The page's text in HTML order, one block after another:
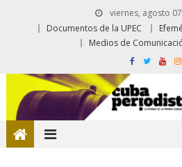
viernes, agosto
Documentos de la UPEC
Medios de